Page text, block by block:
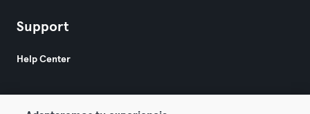
Support
Help Center